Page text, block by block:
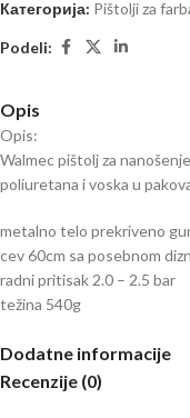
Категорија: Pištolji za
Podeli:
Opis
Opis:
Walmec pištolj za
poliuretana i voska u
metalno telo prekriveno
cev 60cm sa posebnom
radni pritisak 2.0 – 2.5 bar
težina 540g
Dodatne informacije
Recenzije (0)